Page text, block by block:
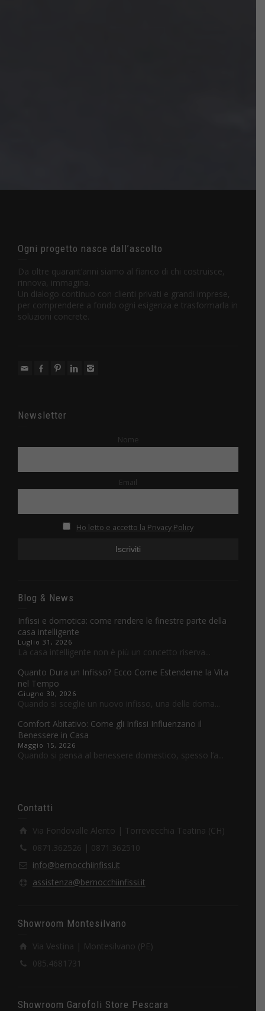
Ogni progetto nasce dall’ascolto
Da oltre quarant’anni siamo al fianco di chi costruisce,
rinnova, immagina.
Un dialogo continuo con clienti privati e grandi imprese,
per comprendere a fondo ogni esigenza e trasformarla in
soluzioni concrete.
Newsletter
Nome
Email
Ho letto e accetto la Privacy Policy
Blog & News
Infissi e domotica: come rendere le finestre parte della
casa intelligente
Luglio 31, 2026
La casa intelligente non è più un concetto riserva...
Quanto Dura un Infisso? Ecco Come Estenderne la Vita
nel Tempo
Giugno 30, 2026
Quando si sceglie un nuovo infisso, una delle doma...
Comfort Abitativo: Come gli Infissi Influenzano il
Benessere in Casa
Maggio 15, 2026
Quando si pensa al benessere domestico, spesso l’a...
Contatti
Via Fondovalle Alento | Torrevecchia Teatina (CH)
0871.362526 | 0871.362510
info@bernocchiinfissi.it
assistenza@bernocchiinfissi.it
Showroom Montesilvano
Via Vestina | Montesilvano (PE)
085.4681731
Showroom Garofoli Store Pescara